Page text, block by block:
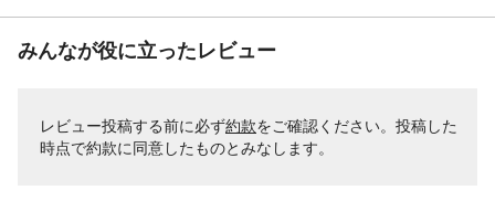
みんなが役に立ったレビュー
レビュー投稿する前に必ず約款をご確認ください。投稿した
時点で約款に同意したものとみなします。